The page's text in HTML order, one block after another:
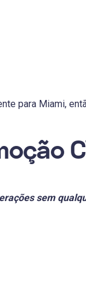
para Miami,
sem